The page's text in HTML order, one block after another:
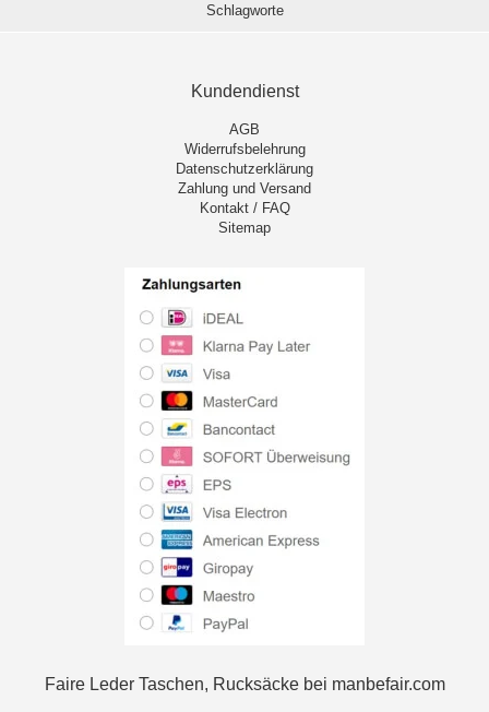
Schlagworte
Kundendienst
AGB
Widerrufsbelehrung
Datenschutzerklärung
Zahlung und Versand
Kontakt / FAQ
Sitemap
Faire Leder Taschen, Rucksäcke bei manbefair.com